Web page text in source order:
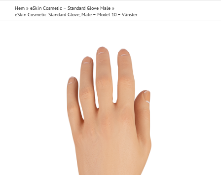
Hem » eSkin Cosmetic – Standard Glove Male »
eSkin Cosmetic Standard Glove, Male – Model 10 – Vänster